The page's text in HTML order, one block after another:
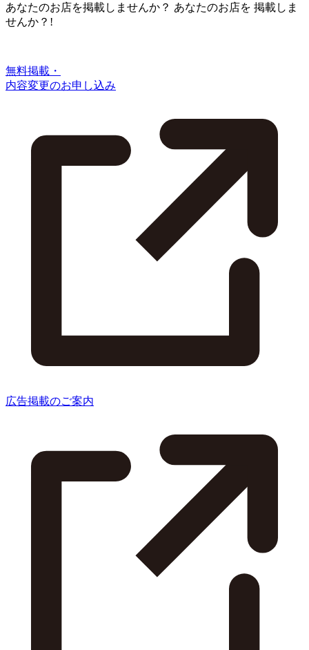
あなたのお店を掲載しませんか？ あなたのお店を 掲載しま
せんか？!
無料掲載・
内容変更のお申し込み
広告掲載のご案内